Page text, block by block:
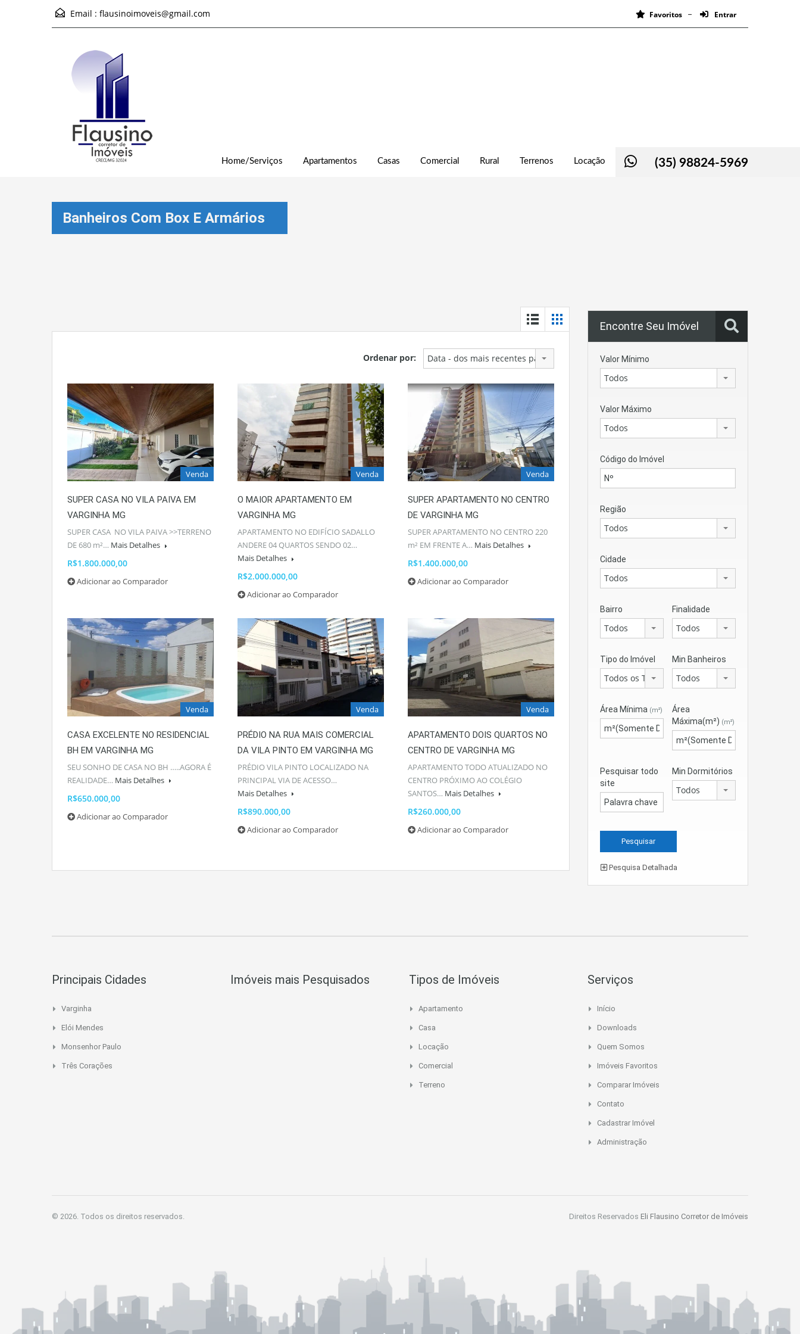
Email : flausinoimoveis@gmail.com Favoritos Entrar
(35) 98824-5969
Home/Serviços Apartamentos Casas Comercial Rural Terrenos Locação
Banheiros Com Box E Armários
Ordenar por: Data - dos mais recentes para os mais antigos
Venda
SUPER CASA NO VILA PAIVA EM
VARGINHA MG
SUPER CASA NO VILA PAIVA >>TERRENO
DE 680 m²… Mais Detalhes
R$1.800.000,00
Adicionar ao Comparador
Venda
O MAIOR APARTAMENTO EM
VARGINHA MG
APARTAMENTO NO EDIFÍCIO SADALLO
ANDERE 04 QUARTOS SENDO 02…
Mais Detalhes
R$2.000.000,00
Adicionar ao Comparador
Venda
SUPER APARTAMENTO NO CENTRO
DE VARGINHA MG
SUPER APARTAMENTO NO CENTRO 220
m² EM FRENTE A… Mais Detalhes
R$1.400.000,00
Adicionar ao Comparador
Venda
CASA EXCELENTE NO RESIDENCIAL
BH EM VARGINHA MG
SEU SONHO DE CASA NO BH …..AGORA É
REALIDADE… Mais Detalhes
R$650.000,00
Adicionar ao Comparador
Venda
PRÉDIO NA RUA MAIS COMERCIAL
DA VILA PINTO EM VARGINHA MG
PRÉDIO VILA PINTO LOCALIZADO NA
PRINCIPAL VIA DE ACESSO…
Mais Detalhes
R$890.000,00
Adicionar ao Comparador
Venda
APARTAMENTO DOIS QUARTOS NO
CENTRO DE VARGINHA MG
APARTAMENTO TODO ATUALIZADO NO
CENTRO PRÓXIMO AO COLÉGIO
SANTOS… Mais Detalhes
R$260.000,00
Adicionar ao Comparador
Encontre Seu Imóvel
Valor Mínimo
Todos
Valor Máximo
Todos
Código do Imóvel
Região
Todos
Cidade
Todos
Bairro
Todos
Finalidade
Todos
Tipo do Imóvel
Todos os Tipos
Min Banheiros
Todos
Área Mínima (m²)
Área
Máxima(m²) (m²)
Pesquisar todo
site
Min Dormitórios
Todos
Pesquisa Detalhada
Principais Cidades
Varginha
Elói Mendes
Monsenhor Paulo
Três Corações
Imóveis mais Pesquisados Tipos de Imóveis
Apartamento
Casa
Locação
Comercial
Terreno
Serviços
Início
Downloads
Quem Somos
Imóveis Favoritos
Comparar Imóveis
Contato
Cadastrar Imóvel
Administração
© 2026. Todos os direitos reservados. Direitos Reservados Eli Flausino Corretor de Imóveis